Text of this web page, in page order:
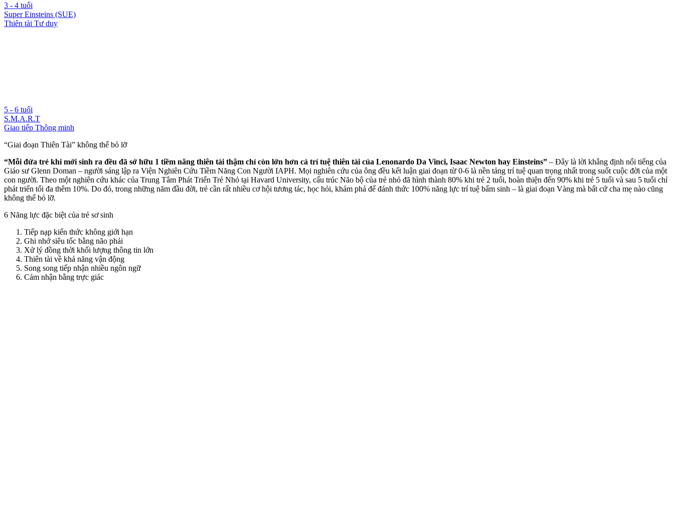
3 - 4 tuổi
Super Einsteins (SUE)
Thiên tài Tư duy
5 - 6 tuổi
S.M.A.R.T
Giao tiếp Thông minh
“Giai đoạn Thiên Tài” không thể bỏ lỡ
“Mỗi đứa trẻ khi mới sinh ra đều đã sở hữu 1 tiềm năng thiên tài thậm chí còn lớn hơn cả trí tuệ thiên tài của Lenonardo Da Vinci, Isaac Newton hay Einsteins” – Đây là lời khẳng định nổi tiếng của
Giáo sư Glenn Doman – người sáng lập ra Viện Nghiên Cứu Tiềm Năng Con Người IAPH. Mọi nghiên cứu của ông đều kết luận giai đoạn từ 0-6 là nền tảng trí tuệ quan trọng nhất trong suốt cuộc đời của một
con người. Theo một nghiên cứu khác của Trung Tâm Phát Triển Trẻ Nhỏ tại Havard University, cấu trúc Não bộ của trẻ nhỏ đã hình thành 80% khi trẻ 2 tuổi, hoàn thiện đến 90% khi trẻ 5 tuổi và sau 5 tuổi chỉ
phát triển tối đa thêm 10%. Do đó, trong những năm đầu đời, trẻ cần rất nhiều cơ hội tương tác, học hỏi, khám phá để đánh thức 100% năng lực trí tuệ bẩm sinh – là giai đoạn Vàng mà bất cứ cha mẹ nào cũng
không thể bỏ lỡ.
6 Năng lực đặc biệt của trẻ sơ sinh
Tiếp nạp kiến thức không giới hạn
Ghi nhớ siêu tốc bằng não phải
Xử lý đồng thời khối lượng thông tin lớn
Thiên tài về khả năng vận động
Song song tiếp nhận nhiều ngôn ngữ
Cảm nhận bằng trực giác